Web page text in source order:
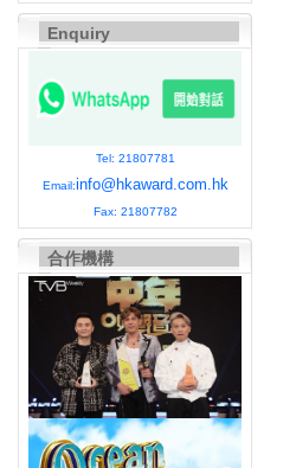
Enquiry
Tel: 21807781
Email:info@hkaward.com.hk
Fax: 21807782
合作機構